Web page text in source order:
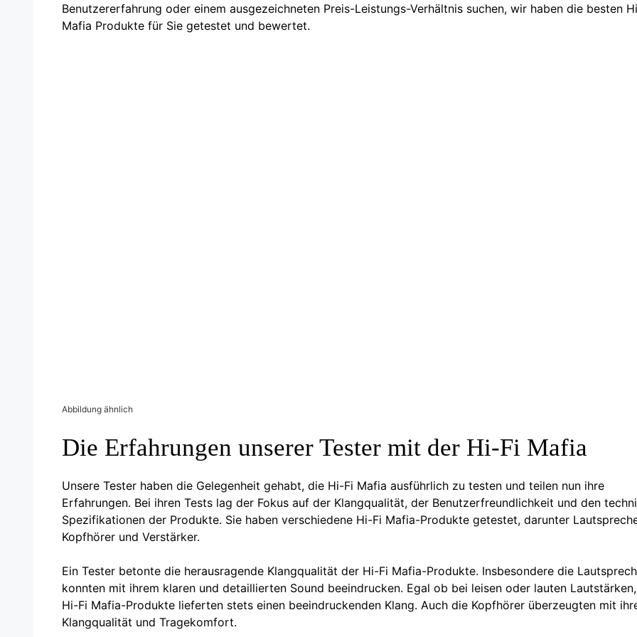
Benutzererfahrung oder einem ausgezeichneten Preis-Leistungs-Verhältnis suchen, wir haben die besten
Mafia Produkte für Sie getestet und bewertet.
Abbildung ähnlich
Die Erfahrungen unserer Tester mit der Hi-Fi Mafia
Unsere Tester haben die Gelegenheit gehabt, die Hi-Fi Mafia ausführlich zu testen und teilen nun ihre
Erfahrungen. Bei ihren Tests lag der Fokus auf der Klangqualität, der Benutzerfreundlichkeit und den
Spezifikationen der Produkte. Sie haben verschiedene Hi-Fi Mafia-Produkte getestet, darunter
Kopfhörer und Verstärker.
Ein Tester betonte die herausragende Klangqualität der Hi-Fi Mafia-Produkte. Insbesondere die
konnten mit ihrem klaren und detaillierten Sound beeindrucken. Egal ob bei leisen oder lauten
Hi-Fi Mafia-Produkte lieferten stets einen beeindruckenden Klang. Auch die Kopfhörer überzeugten mit
Klangqualität und Tragekomfort.